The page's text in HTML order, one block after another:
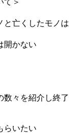
て＞
亡くしたモノは
開かない
々を紹介し終了
らいたい